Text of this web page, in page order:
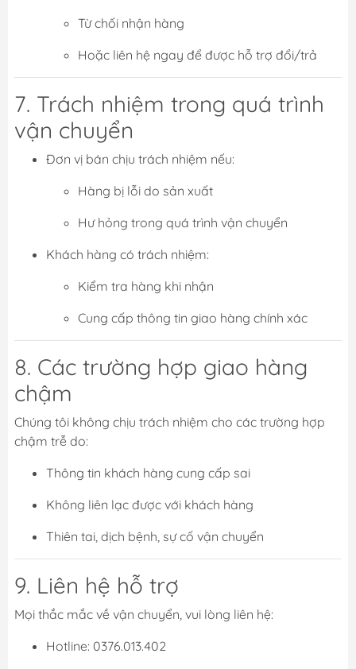
Từ chối nhận hàng
Hoặc liên hệ ngay để được hỗ trợ đổi/trả
7. Trách nhiệm trong quá trình
vận chuyển
Đơn vị bán chịu trách nhiệm nếu:
Hàng bị lỗi do sản xuất
Hư hỏng trong quá trình vận chuyển
Khách hàng có trách nhiệm:
Kiểm tra hàng khi nhận
Cung cấp thông tin giao hàng chính xác
8. Các trường hợp giao hàng
chậm
Chúng tôi không chịu trách nhiệm cho các trường hợp
chậm trễ do:
Thông tin khách hàng cung cấp sai
Không liên lạc được với khách hàng
Thiên tai, dịch bệnh, sự cố vận chuyển
9. Liên hệ hỗ trợ
Mọi thắc mắc về vận chuyển, vui lòng liên hệ:
Hotline: 0376.013.402